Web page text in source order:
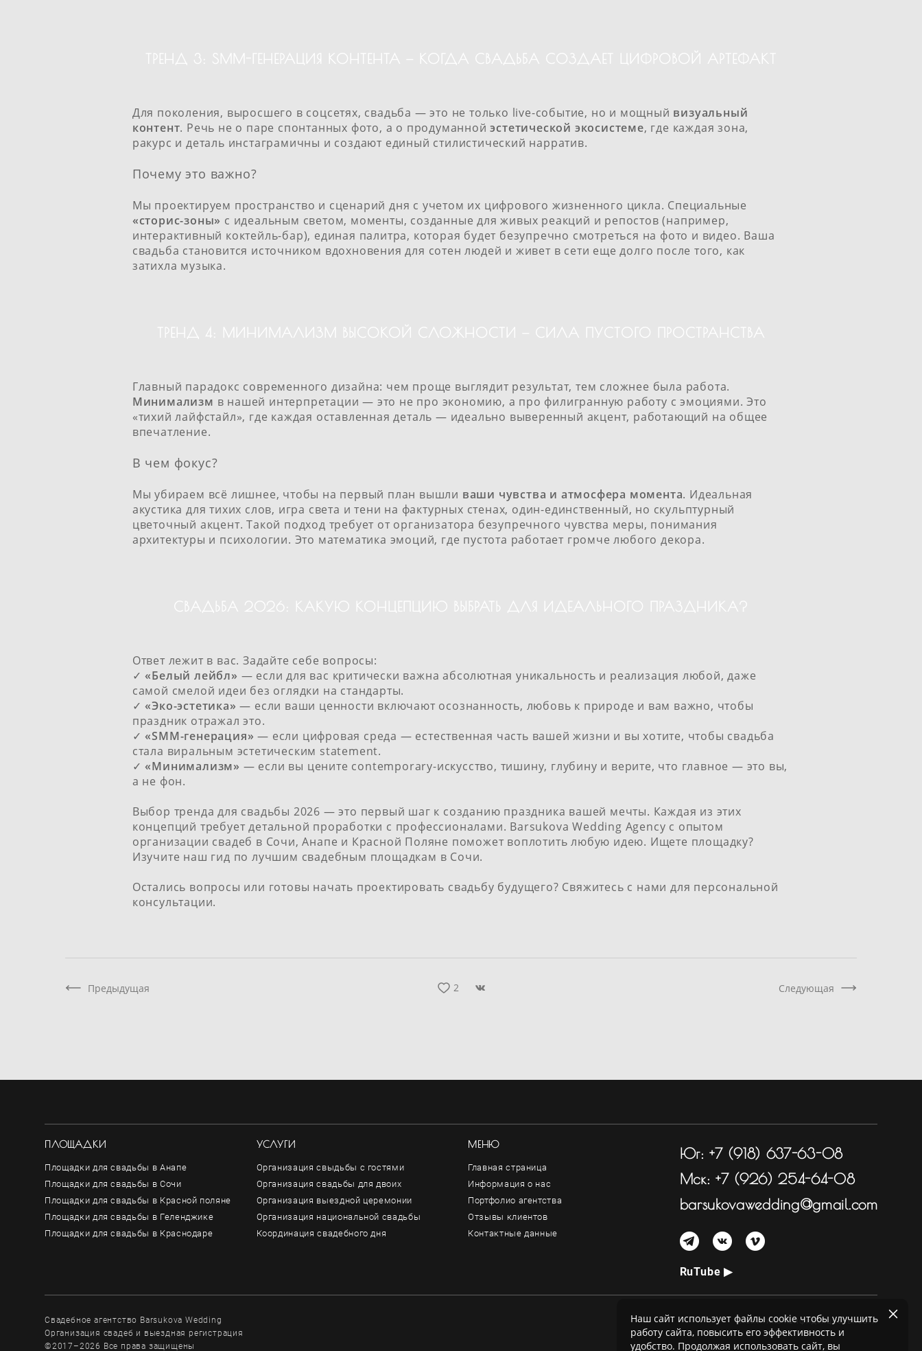
ТРЕНД 3: SMM-ГЕНЕРАЦИЯ КОНТЕНТА — КОГДА СВАДЬБА СОЗДАЕТ ЦИФРОВОЙ АРТЕФАКТ
Для поколения, выросшего в соцсетях, свадьба — это не только live-событие, но и мощный визуальный
контент. Речь не о паре спонтанных фото, а о продуманнойэстетической экосистеме, где каждая зона,
ракурс и деталь инстаграмичны и создают единый стилистический нарратив.
Почему это важно?
Мы проектируем пространство и сценарий дня с учетом их цифрового жизненного цикла. Специальные
«сторис-зоны» с идеальным светом, моменты, созданные для живых реакций и репостов (например,
интерактивный коктейль-бар), единая палитра, которая будет безупречно смотреться на фото и видео. Ваша
свадьба становится источником вдохновения для сотен людей и живет в сети еще долго после того, как
затихла музыка.
ТРЕНД 4: МИНИМАЛИЗМ ВЫСОКОЙ СЛОЖНОСТИ — СИЛА ПУСТОГО ПРОСТРАНСТВА
Главный парадокс современного дизайна: чем проще выглядит результат, тем сложнее была работа.
Минимализм в нашей интерпретации — это не про экономию, а про филигранную работу с эмоциями. Это
«тихий лайфстайл», где каждая оставленная деталь — идеально выверенный акцент, работающий на общее
впечатление.
В чем фокус?
Мы убираем всё лишнее, чтобы на первый план вышли ваши чувства и атмосфера момента. Идеальная
акустика для тихих слов, игра света и тени на фактурных стенах, один-единственный, но скульптурный
цветочный акцент. Такой подход требует от организатора безупречного чувства меры, понимания
архитектуры и психологии. Это математика эмоций, где пустота работает громче любого декора.
СВАДЬБА 2026: КАКУЮ КОНЦЕПЦИЮ ВЫБРАТЬ ДЛЯ ИДЕАЛЬНОГО ПРАЗДНИКА?
Ответ лежит в вас. Задайте себе вопросы:
✓«Белый лейбл» — если для вас критически важна абсолютная уникальность и реализация любой, даже
самой смелой идеи без оглядки на стандарты.
✓«Эко-эстетика» — если ваши ценности включают осознанность, любовь к природе и вам важно, чтобы
праздник отражал это.
✓«SMM-генерация» — если цифровая среда — естественная часть вашей жизни и вы хотите, чтобы свадьба
стала виральным эстетическим statement.
✓«Минимализм» — если вы цените contemporary-искусство, тишину, глубину и верите, что главное — это вы,
а не фон.
Выбор тренда для свадьбы 2026 — это первый шаг к созданию праздника вашей мечты. Каждая из этих
концепций требует детальной проработки с профессионалами. Barsukova Wedding Agency с опытом
организации свадеб в Сочи, Анапе и Красной Поляне поможет воплотить любую идею. Ищете площадку?
Изучите наш гид получшим свадебным площадкам в Сочи.
Остались вопросы или готовы начать проектировать свадьбу будущего? Свяжитесь с нами для персональной
консультации.
2
Предыдущая Следующая
ПЛОЩАДКИ
Площадки для свадьбы в Анапе
Площадки для свадьбы в Сочи
Площадки для свадьбы в Красной поляне
Площадки для свадьбы в Геленджике
Площадки для свадьбы в Краснодаре
УСЛУГИ
Организация свыдьбы с гостями
Организация свадьбы для двоих
Организация выездной церемонии
Организация национальной свадьбы
Координация свадебного дня
МЕНЮ
Главная страница
Информация о нас
Портфолио агентства
Отзывы клиентов
Контактные данные
Юг:+7 (918) 637-63-08
Мск: +7 (926) 254-64-08
barsukovawedding@gmail.com
RuTube ▶
Свадебное агентство Barsukova Wedding
Организация свадеб и выездная регистрация
©2017–2026 Все права защищены
Политика конфиденциальности
Наш сайт использует файлы cookie чтобы улучшить
работу сайта, повысить его эффективность и
удобство. Продолжая использовать сайт, вы